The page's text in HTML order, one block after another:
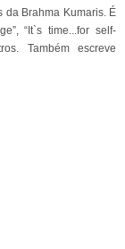
da Brahma Kumaris. É
“It`s time...for self-
Também escreve